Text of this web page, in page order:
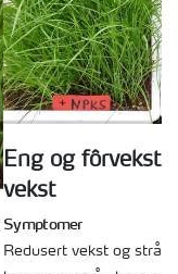
Eng og
vekst
Symptomer
Redusert vekst og